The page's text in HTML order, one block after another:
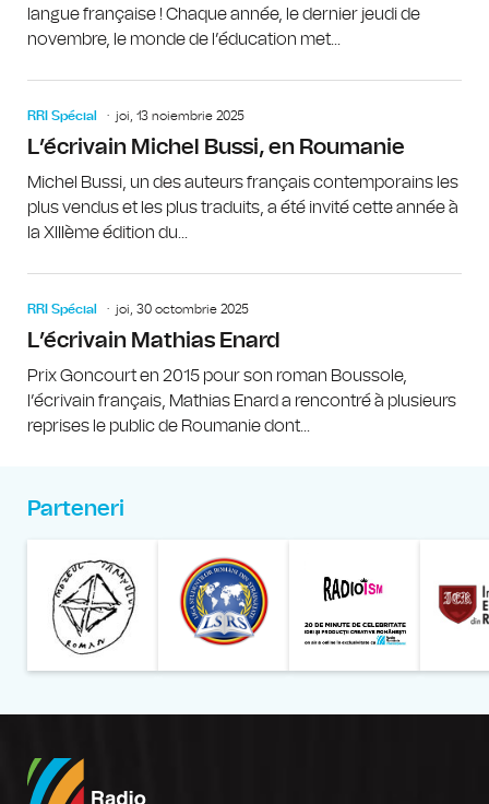
langue française ! Chaque année, le dernier jeudi de
novembre, le monde de l’éducation met...
RRI Spécial joi, 13 noiembrie 2025
L’écrivain Michel Bussi, en Roumanie
Michel Bussi, un des auteurs français contemporains les
plus vendus et les plus traduits, a été invité cette année à
la XIIIème édition du...
RRI Spécial joi, 30 octombrie 2025
L’écrivain Mathias Enard
Prix Goncourt en 2015 pour son roman Boussole,
l’écrivain français, Mathias Enard a rencontré à plusieurs
reprises le public de Roumanie dont...
Parteneri